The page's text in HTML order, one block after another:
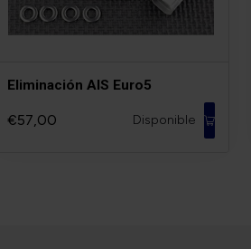
Eliminación AIS Euro5
€57,00 Disponible